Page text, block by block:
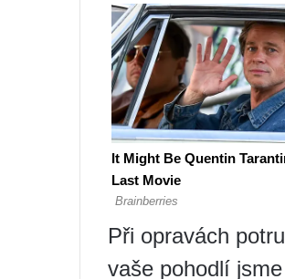
Při opravách
vaše pohodlí